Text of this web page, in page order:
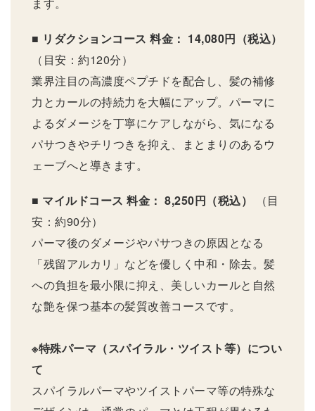
■ リダクションコース 料金： 14,080円（税込）
（目安：約120分）
業界注目の高濃度ペプチドを配合し、髪の補修
力とカールの持続力を大幅にアップ。パーマに
よるダメージを丁寧にケアしながら、気になる
パサつきやチリつきを抑え、まとまりのあるウ
ェーブへと導きます。
■ マイルドコース 料金： 8,250円（税込）
（目
安：約90分）
パーマ後のダメージやパサつきの原因となる
「残留アルカリ」などを優しく中和・除去。髪
への負担を最小限に抑え、美しいカールと自然
な艶を保つ基本の髪質改善コースです。
※特殊パーマ（スパイラル・ツイスト等）につい
て
スパイラルパーマやツイストパーマ等の特殊な